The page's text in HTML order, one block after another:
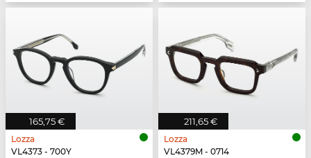
165,75 €
Lozza
VL4373 - 700Y
211,65 €
Lozza
VL4379M - 0714